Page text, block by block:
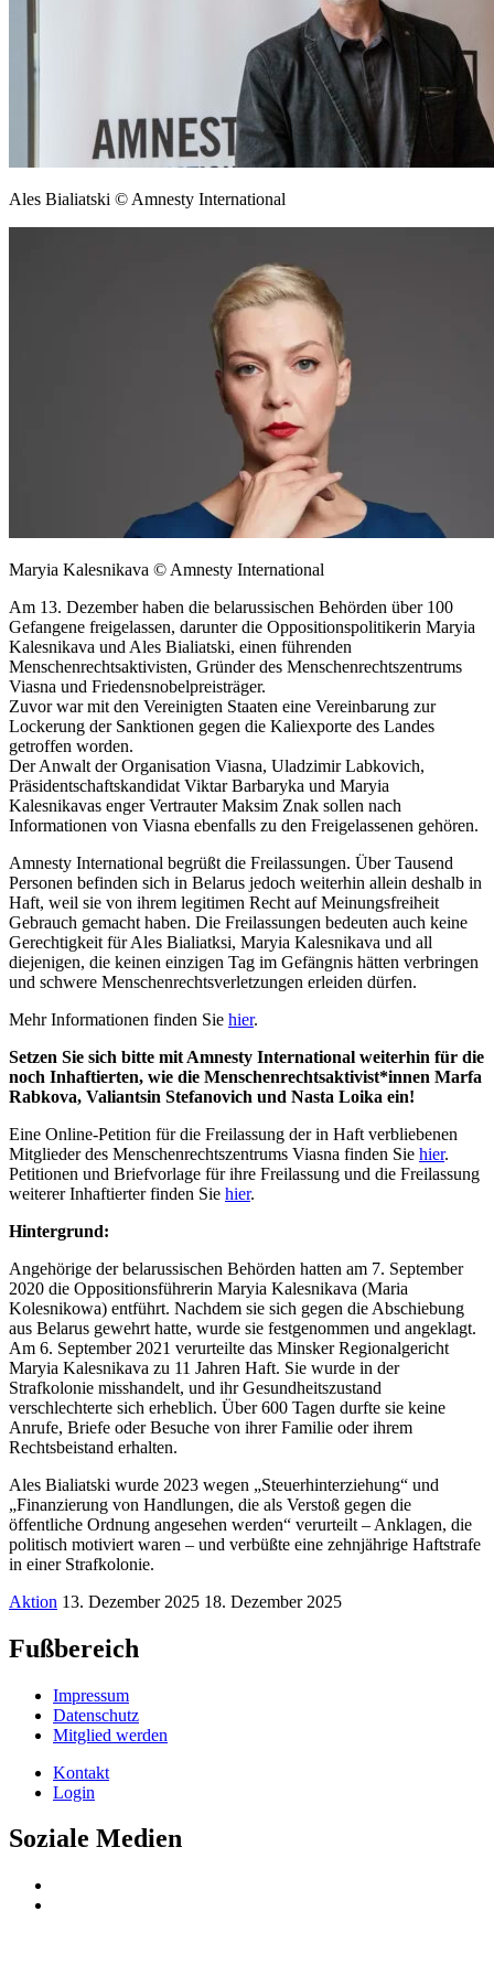
Ales Bialiatski © Amnesty International
Maryia Kalesnikava © Amnesty International
Am 13. Dezember haben die belarussischen Behörden über 100
Gefangene freigelassen, darunter die Oppositionspolitikerin Maryia
Kalesnikava und Ales Bialiatski, einen führenden
Menschenrechtsaktivisten, Gründer des Menschenrechtszentrums
Viasna und Friedensnobelpreisträger.
Zuvor war mit den Vereinigten Staaten eine Vereinbarung zur
Lockerung der Sanktionen gegen die Kaliexporte des Landes
getroffen worden.
Der Anwalt der Organisation Viasna, Uladzimir Labkovich,
Präsidentschaftskandidat Viktar Barbaryka und Maryia
Kalesnikavas enger Vertrauter Maksim Znak sollen nach
Informationen von Viasna ebenfalls zu den Freigelassenen gehören.
Amnesty International begrüßt die Freilassungen. Über Tausend
Personen befinden sich in Belarus jedoch weiterhin allein deshalb in
Haft, weil sie von ihrem legitimen Recht auf Meinungsfreiheit
Gebrauch gemacht haben. Die Freilassungen bedeuten auch keine
Gerechtigkeit für Ales Bialiatksi, Maryia Kalesnikava und all
diejenigen, die keinen einzigen Tag im Gefängnis hätten verbringen
und schwere Menschenrechtsverletzungen erleiden dürfen.
Mehr Informationen finden Sie hier.
Setzen Sie sich bitte mit Amnesty International weiterhin für die
noch Inhaftierten, wie die Menschenrechtsaktivist*innen Marfa
Rabkova, Valiantsin Stefanovich und Nasta Loika ein!
Eine Online-Petition für die Freilassung der in Haft verbliebenen
Mitglieder des Menschenrechtszentrums Viasna finden Sie hier.
Petitionen und Briefvorlage für ihre Freilassung und die Freilassung
weiterer Inhaftierter finden Sie hier.
Hintergrund:
Angehörige der belarussischen Behörden hatten am 7. September
2020 die Oppositionsführerin Maryia Kalesnikava (Maria
Kolesnikowa) entführt. Nachdem sie sich gegen die Abschiebung
aus Belarus gewehrt hatte, wurde sie festgenommen und angeklagt.
Am 6. September 2021 verurteilte das Minsker Regionalgericht
Maryia Kalesnikava zu 11 Jahren Haft. Sie wurde in der
Strafkolonie misshandelt, und ihr Gesundheitszustand
verschlechterte sich erheblich. Über 600 Tagen durfte sie keine
Anrufe, Briefe oder Besuche von ihrer Familie oder ihrem
Rechtsbeistand erhalten.
Ales Bialiatski wurde 2023 wegen „Steuerhinterziehung“ und
„Finanzierung von Handlungen, die als Verstoß gegen die
öffentliche Ordnung angesehen werden“ verurteilt – Anklagen, die
politisch motiviert waren – und verbüßte eine zehnjährige Haftstrafe
in einer Strafkolonie.
Aktion 13. Dezember 2025 18. Dezember 2025
Fußbereich
Impressum
Datenschutz
Mitglied werden
Kontakt
Login
Soziale Medien